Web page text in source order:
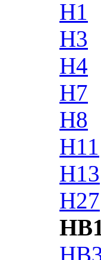
H1
H3
H4
H7
H8
H11
H13
H27